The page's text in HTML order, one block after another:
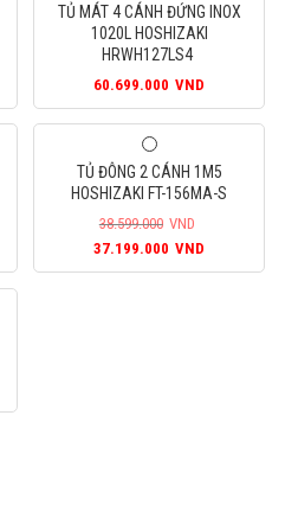
TỦ MÁT 4 CÁNH ĐỨNG INOX
1020L HOSHIZAKI
HRWH127LS4
60.699.000 VND
TỦ ĐÔNG 2 CÁNH 1M5
HOSHIZAKI FT-156MA-S
38.599.000 VND
Giá
gốc
37.199.000 VND
hiện